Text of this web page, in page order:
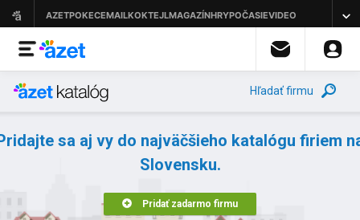
Hľadať firmu
sa aj vy do najväčšieho katalógu firiem
Slovensku.
Pridať zadarmo firmu